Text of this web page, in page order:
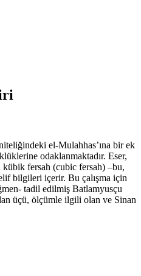
el-Mulahhas’ına bir ek
odaklanmaktadır. Eser,
fersah (cubic fersah) –bu,
bilgileri içerir. Bu çalışma için
tadil edilmiş Batlamyusçu
üçü, ölçümle ilgili olan ve Sinan